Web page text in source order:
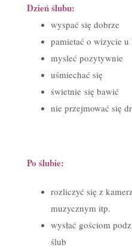
Dzień ślubu:
wyspać się dobrze
pamietać o wizycie
mysleć pozytywnie
uśmiechać się
świetnie się bawić
nie przejmować się
Po ślubie:
rozliczyć się z
muzycznym itp.
wysłać gościom
ślub